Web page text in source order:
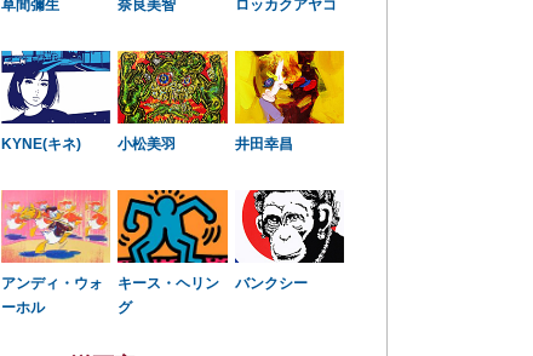
草間彌生 奈良美智 ロッカクアヤコ
KYNE(キネ) 小松美羽 井田幸昌
アンディ・ウォ
ーホル
キース・ヘリン
グ
バンクシー